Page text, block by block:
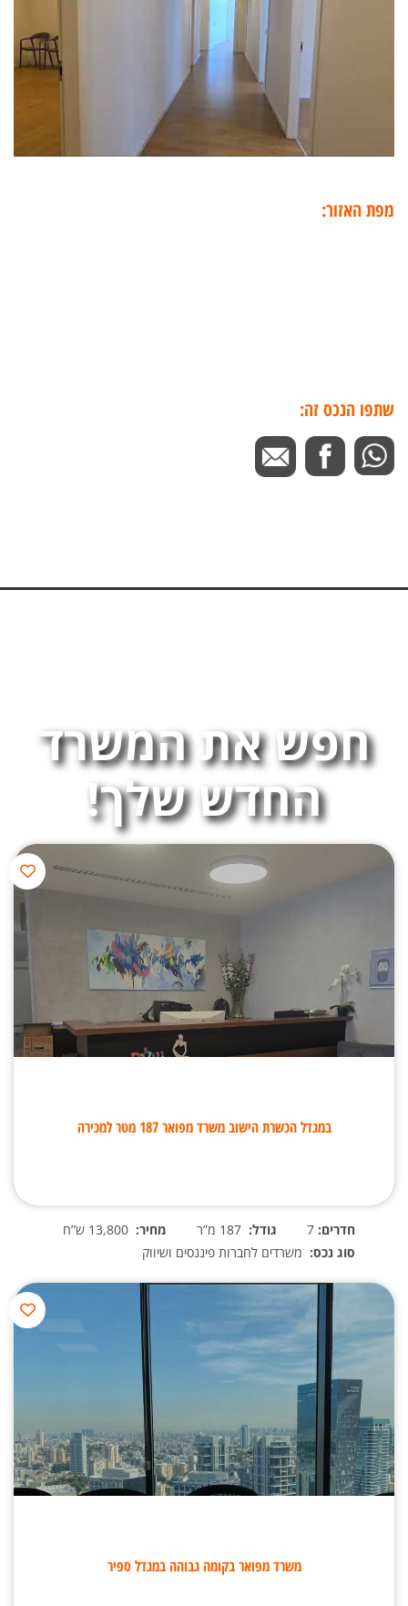
מפת האזור:
שתפו הנכס זה:
חפש את המשרד
החדש שלך!
במגדל הכשרת הישוב משרד מפואר 187 מטר למכירה
חדרים: גודל: מחיר:
סוג נכס: משרדים לחברות פיננסים ושיווק
משרד מפואר בקומה גבוהה במגדל ספיר